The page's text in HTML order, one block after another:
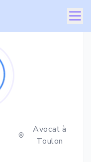
Avocat à
Toulon